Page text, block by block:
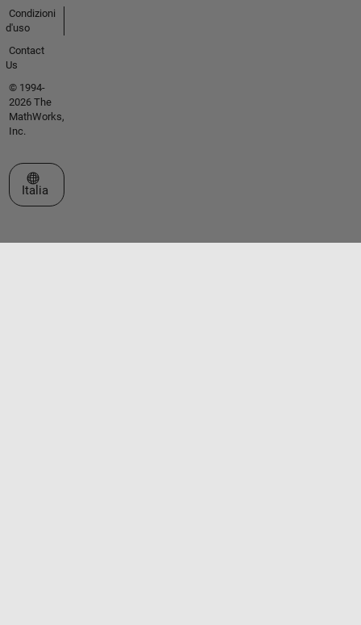
Condizioni
d'uso
Contact
Us
© 1994-
2026 The
MathWorks,
Inc.
Seleziona un sito web
Italia